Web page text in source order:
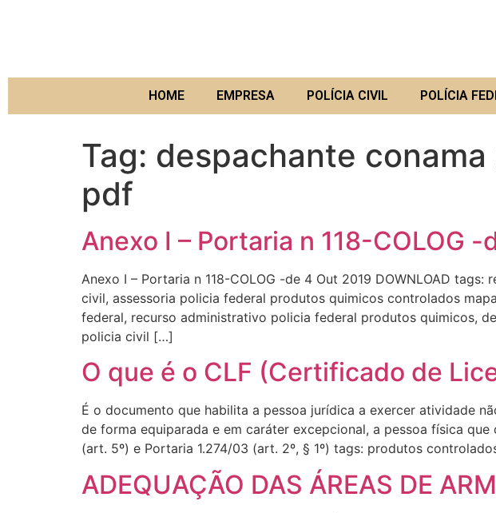
HOME EMPRESA POLÍCIA CIVIL POLÍCIA
Tag: despachante
pdf
Anexo I – Portaria n 118-COLOG
Anexo I – Portaria n 118-COLOG -de 4 Out 2019 DOWNLOAD
civil, assessoria policia federal produtos quimicos controlados
federal, recurso administrativo policia federal produtos quimicos,
policia civil […]
O que é o CLF (Certificado de
É o documento que habilita a pessoa jurídica a exercer atividade
de forma equiparada e em caráter excepcional, a pessoa física
(art. 5º) e Portaria 1.274/03 (art. 2º, § 1º) tags: produtos
ADEQUAÇÃO DAS ÁREAS DE